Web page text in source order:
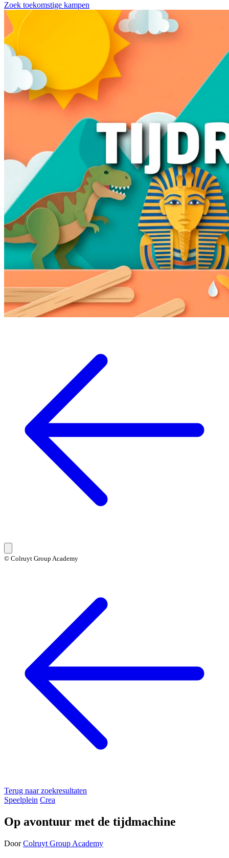
Zoek toekomstige kampen
© Colruyt Group Academy
Terug naar zoekresultaten
Speelplein Crea
Op avontuur met de tijdmachine
Door Colruyt Group Academy